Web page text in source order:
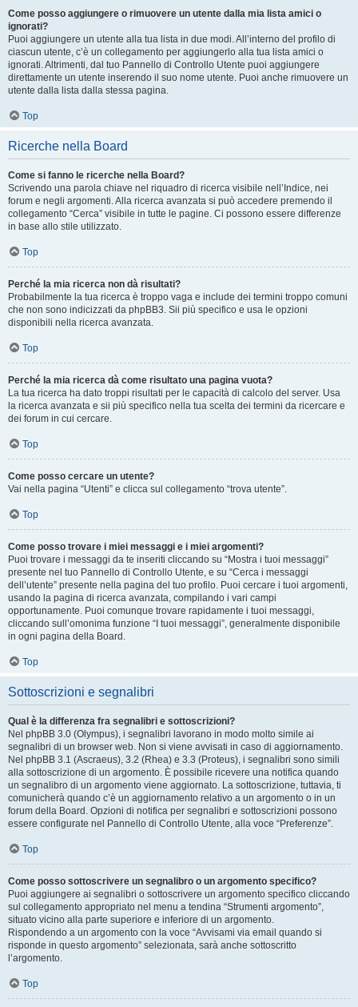
Come posso aggiungere o rimuovere un utente dalla mia lista amici o
ignorati?
Puoi aggiungere un utente alla tua lista in due modi. All’interno del profilo di
ciascun utente, c’è un collegamento per aggiungerlo alla tua lista amici o
ignorati. Altrimenti, dal tuo Pannello di Controllo Utente puoi aggiungere
direttamente un utente inserendo il suo nome utente. Puoi anche rimuovere un
utente dalla lista dalla stessa pagina.
Top
Ricerche nella Board
Come si fanno le ricerche nella Board?
Scrivendo una parola chiave nel riquadro di ricerca visibile nell’Indice, nei
forum e negli argomenti. Alla ricerca avanzata si può accedere premendo il
collegamento “Cerca” visibile in tutte le pagine. Ci possono essere differenze
in base allo stile utilizzato.
Top
Perché la mia ricerca non dà risultati?
Probabilmente la tua ricerca è troppo vaga e include dei termini troppo comuni
che non sono indicizzati da phpBB3. Sii più specifico e usa le opzioni
disponibili nella ricerca avanzata.
Top
Perché la mia ricerca dà come risultato una pagina vuota?
La tua ricerca ha dato troppi risultati per le capacità di calcolo del server. Usa
la ricerca avanzata e sii più specifico nella tua scelta dei termini da ricercare e
dei forum in cui cercare.
Top
Come posso cercare un utente?
Vai nella pagina “Utenti” e clicca sul collegamento “trova utente”.
Top
Come posso trovare i miei messaggi e i miei argomenti?
Puoi trovare i messaggi da te inseriti cliccando su “Mostra i tuoi messaggi”
presente nel tuo Pannello di Controllo Utente, e su “Cerca i messaggi
dell’utente” presente nella pagina del tuo profilo. Puoi cercare i tuoi argomenti,
usando la pagina di ricerca avanzata, compilando i vari campi
opportunamente. Puoi comunque trovare rapidamente i tuoi messaggi,
cliccando sull’omonima funzione “I tuoi messaggi”, generalmente disponibile
in ogni pagina della Board.
Top
Sottoscrizioni e segnalibri
Qual è la differenza fra segnalibri e sottoscrizioni?
Nel phpBB 3.0 (Olympus), i segnalibri lavorano in modo molto simile ai
segnalibri di un browser web. Non si viene avvisati in caso di aggiornamento.
Nel phpBB 3.1 (Ascraeus), 3.2 (Rhea) e 3.3 (Proteus), i segnalibri sono simili
alla sottoscrizione di un argomento. È possibile ricevere una notifica quando
un segnalibro di un argomento viene aggiornato. La sottoscrizione, tuttavia, ti
comunicherà quando c’è un aggiornamento relativo a un argomento o in un
forum della Board. Opzioni di notifica per segnalibri e sottoscrizioni possono
essere configurate nel Pannello di Controllo Utente, alla voce “Preferenze”.
Top
Come posso sottoscrivere un segnalibro o un argomento specifico?
Puoi aggiungere ai segnalibri o sottoscrivere un argomento specifico cliccando
sul collegamento appropriato nel menu a tendina “Strumenti argomento”,
situato vicino alla parte superiore e inferiore di un argomento.
Rispondendo a un argomento con la voce “Avvisami via email quando si
risponde in questo argomento” selezionata, sarà anche sottoscritto
l’argomento.
Top